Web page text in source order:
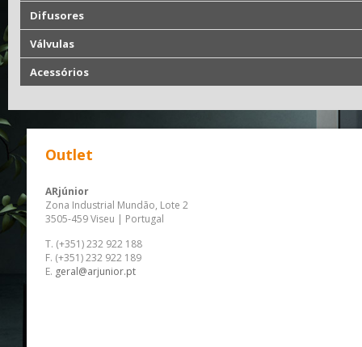
Difusores
Válvulas
Acessórios
Outlet
ARjúnior
Zona Industrial Mundão, Lote 2
3505-459 Viseu | Portugal
T. (+351) 232 922 188
F. (+351) 232 922 189
E. geral@arjunior.pt